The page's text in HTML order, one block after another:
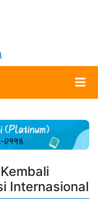
Internasional